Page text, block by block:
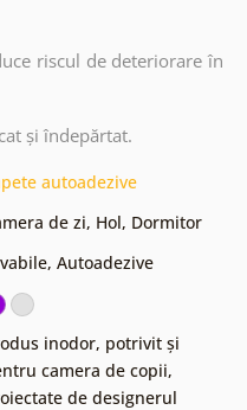
riscul de deteriorare în
și îndepărtat.
autoadezive
de zi, Hol, Dormitor
, Autoadezive
inodor, potrivit și
camera de copii,
de designerul